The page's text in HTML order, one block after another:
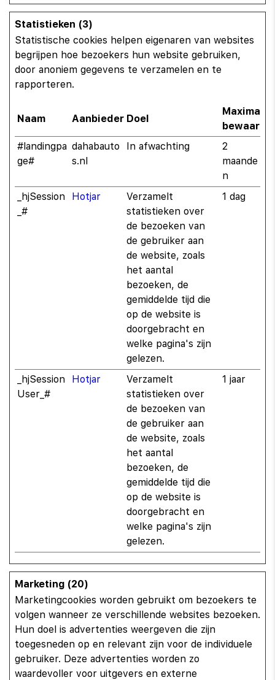
Statistieken (3)
Statistische cookies helpen eigenaren van websites
begrijpen hoe bezoekers hun website gebruiken,
door anoniem gegevens te verzamelen en te
rapporteren.
Naam Aanbieder Doel
Maximale
#landingpa
ge#
dahabauto
s.nl
In afwachting
2
maande
n
_hjSession
_#
Hotjar
Verzamelt
statistieken over
de bezoeken van
de gebruiker aan
de website, zoals
het aantal
bezoeken, de
gemiddelde tijd die
op de website is
doorgebracht en
welke pagina's zijn
gelezen.
1 dag
_hjSession
User_#
Hotjar
Verzamelt
statistieken over
de bezoeken van
de gebruiker aan
de website, zoals
het aantal
bezoeken, de
gemiddelde tijd die
op de website is
doorgebracht en
welke pagina's zijn
gelezen.
1 jaar
Marketing (20)
Marketingcookies worden gebruikt om bezoekers te
volgen wanneer ze verschillende websites bezoeken.
Hun doel is advertenties weergeven die zijn
toegesneden op en relevant zijn voor de individuele
gebruiker. Deze advertenties worden zo
waardevoller voor uitgevers en externe